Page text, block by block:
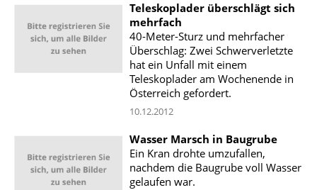
Teleskoplader überschlägt sich
mehrfach
40-Meter-Sturz und mehrfacher
Überschlag: Zwei Schwerverletzte
hat ein Unfall mit einem
Teleskoplader am Wochenende in
Österreich gefordert.
10.12.2012
Wasser Marsch in Baugrube
Ein Kran drohte umzufallen,
nachdem die Baugrube voll Wasser
gelaufen war.